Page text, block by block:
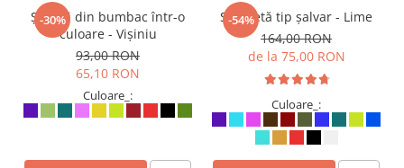
-30%
Șalvari din bumbac într-o
culoare - Vișiniu
93,00 RON
65,10 RON
Culoare_:
-54%
Salopetă tip șalvar - Lime
164,00 RON
de la 75,00 RON
Culoare_: